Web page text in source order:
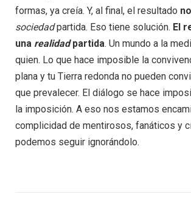
formas, ya creía. Y, al final, el resultado no
sociedadpartida. Eso tiene solución. El
una realidadpartida. Un mundo a la
quien. Lo que hace imposible la
plana y tu Tierra redonda no pueden
que prevalecer. El diálogo se hace
la imposición. A eso nos estamos
complicidad de mentirosos, fanáticos y
podemos seguir ignorándolo.